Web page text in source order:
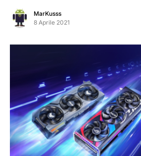
MarKusss
8 Aprile 2021